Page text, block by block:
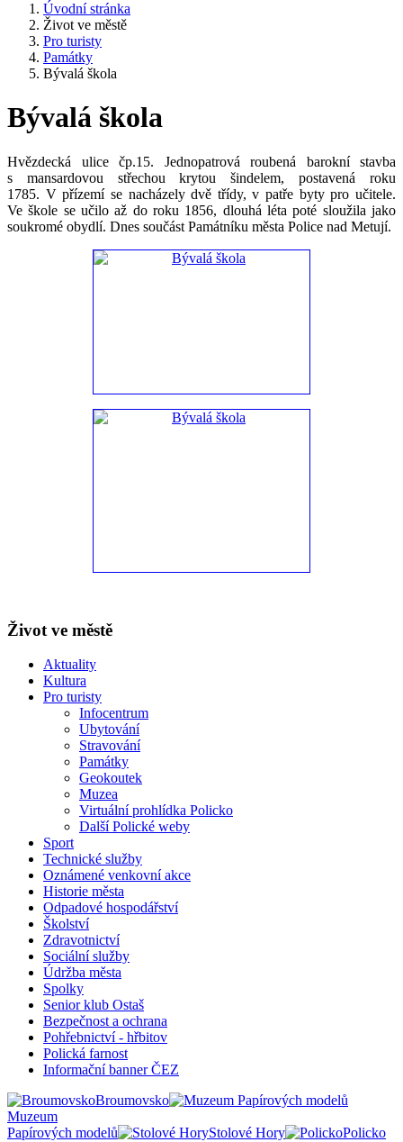
Úvodní stránka
Život ve městě
Pro turisty
Památky
Bývalá škola
Bývalá škola
Hvězdecká ulice čp.15. Jednopatrová roubená barokní stavba
s mansardovou střechou krytou šindelem, postavená roku
1785. V přízemí se nacházely dvě třídy, v patře byty pro učitele.
Ve škole se učilo až do roku 1856, dlouhá léta poté sloužila jako
soukromé obydlí. Dnes součást Památníku města Police nad Metují.
Život ve městě
Aktuality
Kultura
Pro turisty
Infocentrum
Ubytování
Stravování
Památky
Geokoutek
Muzea
Virtuální prohlídka Policko
Další Polické weby
Sport
Technické služby
Oznámené venkovní akce
Historie města
Odpadové hospodářství
Školství
Zdravotnictví
Sociální služby
Údržba města
Spolky
Senior klub Ostaš
Bezpečnost a ochrana
Pohřebnictví - hřbitov
Polická farnost
Informační banner ČEZ
Broumovsko
Muzeum
Papírových modelů
Stolové Hory Policko